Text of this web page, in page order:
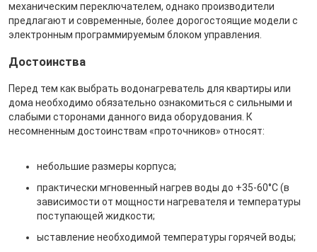
механическим переключателем, однако производители
предлагают и современные, более дорогостоящие модели с
электронным программируемым блоком управления.
Достоинства
Перед тем как выбрать водонагреватель для квартиры или
дома необходимо обязательно ознакомиться с сильными и
слабыми сторонами данного вида оборудования. К
несомненным достоинствам «проточников» относят:
небольшие размеры корпуса;
практически мгновенный нагрев воды до +35-60°C (в
зависимости от мощности нагревателя и температуры
поступающей жидкости;
ыставление необходимой температуры горячей воды;